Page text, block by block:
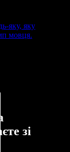
яку, яку
мовця.
зі